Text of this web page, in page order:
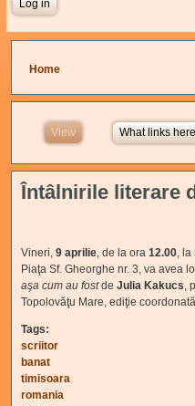
You are here
Home
View (active tab)What links here
Întâlnirile literare
Vineri,9 aprilie, de la ora12.00, la
Piaţa Sf. Gheorghe nr. 3, va avea
aşa cum au fostdeJulia Kakucs,
Topolovăţu Mare, ediţie
Tags:
scriitor
banat
timisoara
romania